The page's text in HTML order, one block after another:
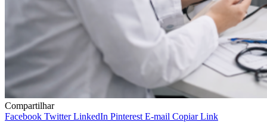
Compartilhar
Facebook Twitter LinkedIn Pinterest E-mail Copiar Link